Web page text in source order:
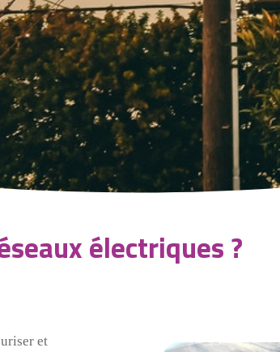
électriques ?
et